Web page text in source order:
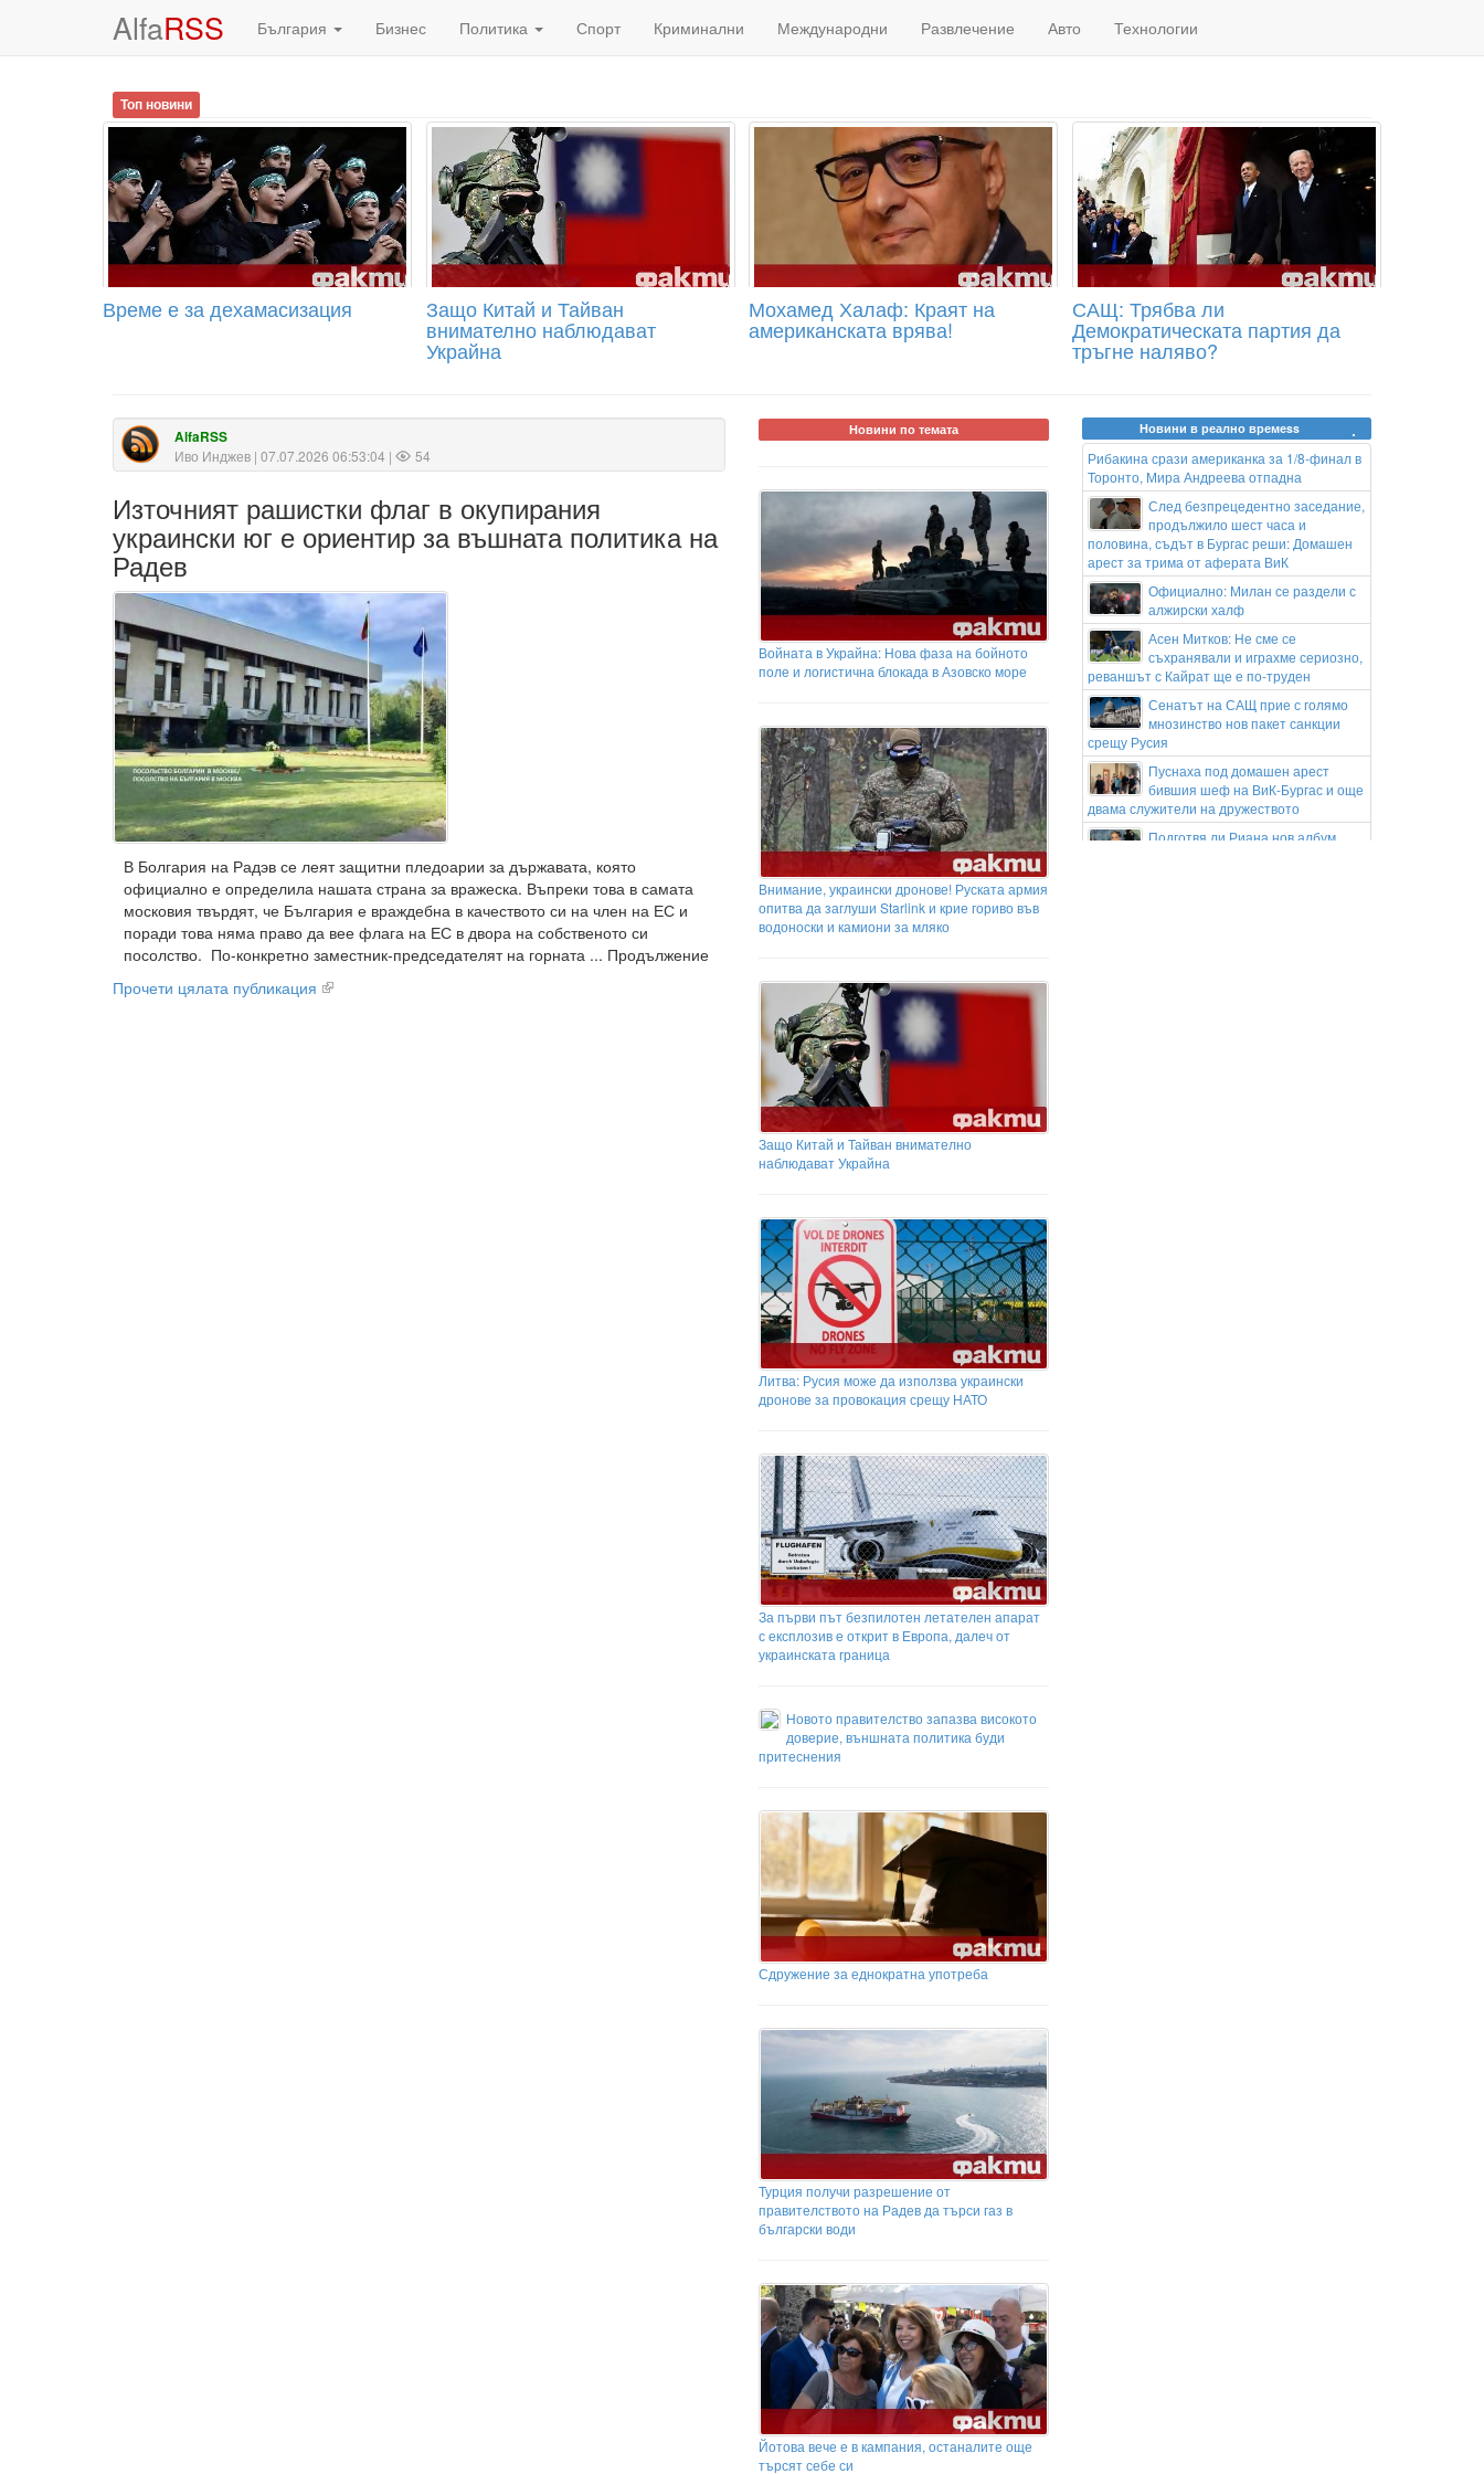
AlfaRSS България Бизнес Политика Спорт Криминални Международни Развлечение Авто Технологии
Топ новини
Време е за дехамасизация Защо Китай и Тайван
внимателно наблюдават
Украйна
Мохамед Халаф: Краят на
американската врява!
САЩ: Трябва ли
Демократическата партия да
тръгне наляво?
AlfaRSS
Иво Инджев | 07.07.2026 06:53:04 | 54
Източният рашистки флаг в окупирания
украински юг е ориентир за въшната политика на
Радев
В Болгария на Радэв се леят защитни пледоарии за държавата, която
официално е определила нашата страна за вражеска. Въпреки това в самата
московия твърдят, че България е враждебна в качеството си на член на ЕС и
поради това няма право да вее флага на ЕС в двора на собственото си
посолство. По-конкретно заместник-председателят на горната ... Продължение
Прочети цялата публикация
Новини по темата
Войната в Украйна: Нова фаза на бойното
поле и логистична блокада в Азовско море
Внимание, украински дронове! Руската армия
опитва да заглуши Starlink и крие гориво във
водоноски и камиони за мляко
Защо Китай и Тайван внимателно
наблюдават Украйна
Литва: Русия може да използва украински
дронове за провокация срещу НАТО
За първи път безпилотен летателен апарат
с експлозив е открит в Европа, далеч от
украинската граница
Новото правителство запазва високото
доверие, външната политика буди
притеснения
Сдружение за еднократна употреба
Турция получи разрешение от
правителството на Радев да търси газ в
български води
Йотова вече е в кампания, останалите още
търсят себе си
Новини в реално времеss
Рибакина срази американка за 1/8-финал в
Торонто, Мира Андреева отпадна
След безпрецедентно заседание,
продължило шест часа и
половина, съдът в Бургас реши: Домашен
арест за трима от аферата ВиК
Официално: Милан се раздели с
алжирски халф
Асен Митков: Не сме се
съхранявали и играхме сериозно,
реваншът с Кайрат ще е по-труден
Сенатът на САЩ прие с голямо
мнозинство нов пакет санкции
срещу Русия
Пуснаха под домашен арест
бившия шеф на ВиК-Бургас и още
двама служители на дружеството
Подготвя ли Риана нов албум